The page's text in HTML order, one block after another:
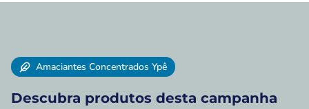
Amaciantes Concentrados Ypê
Descubra produtos desta campanha